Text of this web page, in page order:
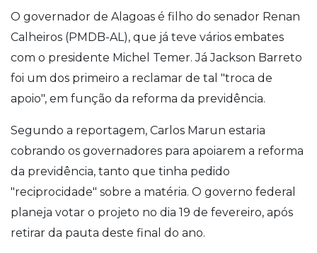
O governador de Alagoas é filho do senador Renan
Calheiros (PMDB-AL), que já teve vários embates
com o presidente Michel Temer. Já Jackson Barreto
foi um dos primeiro a reclamar de tal "troca de
apoio", em função da reforma da previdência.
Segundo a reportagem, Carlos Marun estaria
cobrando os governadores para apoiarem a reforma
da previdência, tanto que tinha pedido
"reciprocidade" sobre a matéria. O governo federal
planeja votar o projeto no dia 19 de fevereiro, após
retirar da pauta deste final do ano.